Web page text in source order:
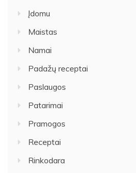
Įdomu
Maistas
Namai
Padažų receptai
Paslaugos
Patarimai
Pramogos
Receptai
Rinkodara